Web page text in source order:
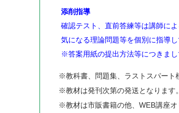
添削指導
確認テスト、直前答練等は講師によ
気になる理論問題等を個別に指導
※答案用紙の提出方法等につきまし
※教科書、問題集、ラストスパート
※教材は発刊次第の発送となります。
※教材は市販書籍の他、WEB講座オ